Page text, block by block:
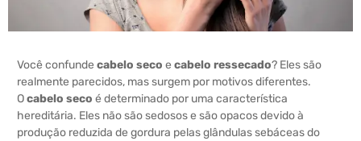
Você confunde cabelo seco e cabelo ressecado? Eles são
realmente parecidos, mas surgem por motivos diferentes.
Ocabelo seco é determinado por uma característica
hereditária. Eles não são sedosos e são opacos devido à
produção reduzida de gordura pelas glândulas sebáceas do